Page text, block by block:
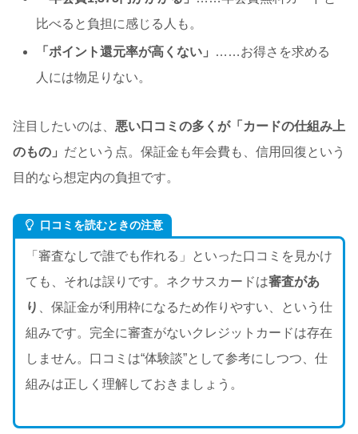
比べると負担に感じる人も。
「ポイント還元率が高くない」
……お得さを求める
人には物足りない。
注目したいのは、 悪い口コミの多くが「カードの仕組み上
のもの」 だという点。保証金も年会費も、信用回復という
目的なら想定内の負担です。
口コミを読むときの注意
「審査なしで誰でも作れる」といった口コミを見かけ
ても、それは誤りです。ネクサスカードは審査があ
り
、保証金が利用枠になるため作りやすい、という仕
組みです。完全に審査がないクレジットカードは存在
しません。口コミは“体験談”として参考にしつつ、仕
組みは正しく理解しておきましょう。